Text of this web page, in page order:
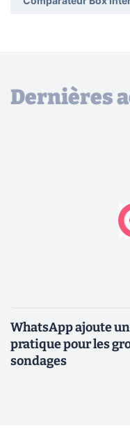
Dernières
WhatsApp ajoute
pratique pour les
sondages